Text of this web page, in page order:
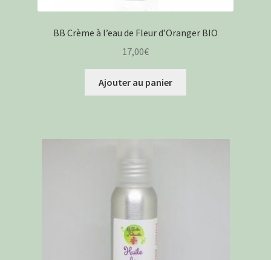
BB Crème à l’eau de Fleur d’Oranger BIO
17,00€
Ajouter au panier